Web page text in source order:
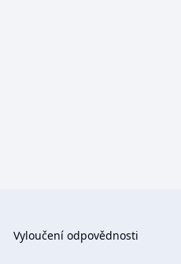
Vyloučení odpovědnosti